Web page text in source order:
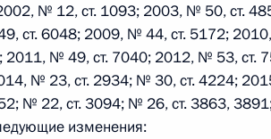
г. № 246-ФЗ
Федерации
№ 12, ст. 1093; 2003, № 50, ст.
ст. 6048; 2009, № 44, ст. 5172;
2011, № 49, ст. 7040; 2012, № 53, ст.
№ 23, ст. 2934; № 30, ст. 4224;
№ 22, ст. 3094; № 26, ст. 3863,
изменения: